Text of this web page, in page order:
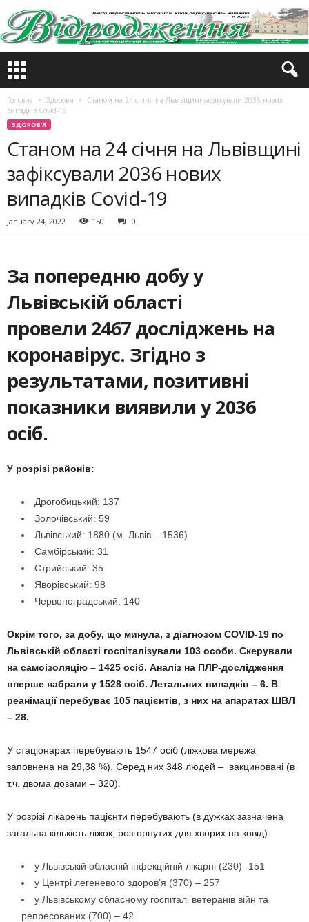
Головна Здоров'я
Станом на 24 січня на Львівщині зафіксували 2036 нових
випадків Covid-19
ЗДОРОВ'Я
Станом на 24 січня на Львівщині
зафіксували 2036 нових
випадків Covid-19
January 24, 2022 150 0
За попередню добу у
Львівській області
провели 2467 досліджень на
коронавірус. Згідно з
результатами, позитивні
показники виявили у 2036
осіб.
У розрізі районів:
Дрогобицький: 137
Золочівський: 59
Львівський: 1880 (м. Львів – 1536)
Самбірський: 31
Стрийський: 35
Яворівський: 98
Червоноградський: 140
Окрім того, за добу, що минула, з діагнозом COVID-19 по
Львівській області госпіталізували 103 особи. Скерували
на самоізоляцію – 1425 осіб. Аналіз на ПЛР-дослідження
вперше набрали у 1528 осіб. Летальних випадків – 6. В
реанімації перебуває 105 пацієнтів, з них на апаратах ШВЛ
– 28.
У стаціонарах перебувають 1547 осіб (ліжкова мережа
заповнена на 29,38 %). Серед них 348 людей – вакциновані (в
т.ч. двома дозами – 320).
У розрізі лікарень пацієнти перебувають (в дужках зазначена
загальна кількість ліжок, розгорнутих для хворих на ковід):
у Львівській обласній інфекційній лікарні (230) -151
у Центрі легеневого здоров’я (370) – 257
у Львівському обласному госпіталі ветеранів війн та
репресованих (700) – 42